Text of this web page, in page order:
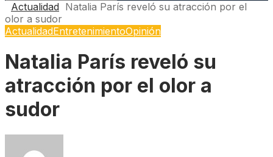
Actualidad Natalia París reveló su atracción por el
olor a sudor
ActualidadEntretenimientoOpinión
Natalia París reveló su
atracción por el olor a
sudor